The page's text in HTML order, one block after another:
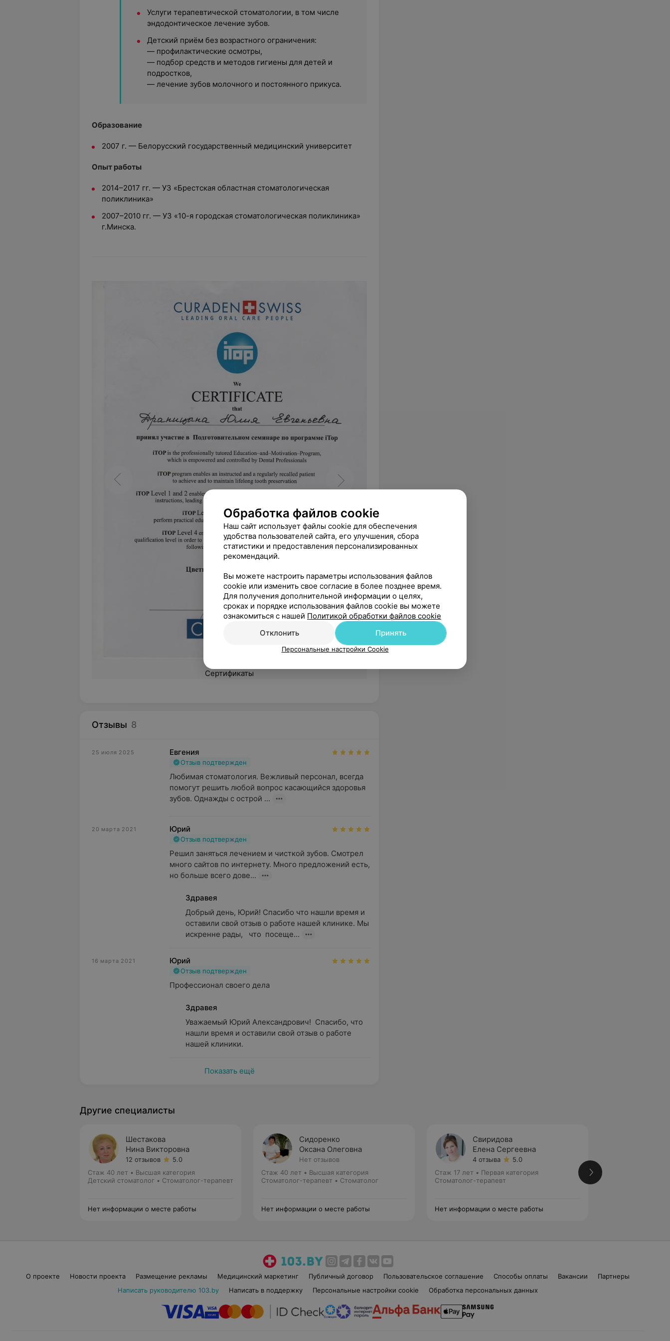
Услуги терапевтической стоматологии, в том числе
эндодонтическое лечение зубов.
Детский приём без возрастного ограничения:
— профилактические осмотры,
— подбор средств и методов гигиены для детей и
подростков,
— лечение зубов молочного и постоянного прикуса.
Образование
2007 г. — Белорусский государственный медицинский университет
Опыт работы
2014–2017 гг. — УЗ «Брестская областная стоматологическая
поликлиника»
2007–2010 гг. — УЗ «10-я городская стоматологическая поликлиника»
г.Минска.
Сертификаты
Отзывы 8
25 июля 2025 Евгения
Отзыв подтвержден
Любимая стоматология. Вежливый персонал, всегда
помогут решить любой вопрос касающийся здоровья
зубов. Однажды с острой ...
20 марта 2021 Юрий
Отзыв подтвержден
Решил заняться лечением и чисткой зубов. Смотрел
много сайтов по интернету. Много предложений есть,
но больше всего дове...
Здравея
Добрый день, Юрий! Спасибо что нашли время и
оставили свой отзыв о работе нашей клинике. Мы
искренне рады,   что  посеще...
16 марта 2021 Юрий
Отзыв подтвержден
Профессионал своего дела
Здравея
Уважаемый Юрий Александрович!  Спасибо, что
нашли время и оставили свой отзыв о работе
нашей клиники.
Показать ещё
Другие специалисты
Шестакова
Нина Викторовна
12 отзывов
5.0
Стаж 40 лет • Высшая категория
Детский стоматолог • Стоматолог-терапевт
Нет информации о месте работы
Сидоренко
Оксана Олеговна
Нет отзывов
Стаж 40 лет • Высшая категория
Стоматолог-терапевт • Стоматолог
Нет информации о месте работы
Свиридова
Елена Сергеевна
4 отзыва
5.0
Стаж 17 лет • Первая категория
Стоматолог-терапевт
Нет информации о месте работы
О проекте Новости проекта Размещение рекламы Медицинский маркетинг Публичный договор Пользовательское соглашение Способы оплаты Вакансии
Партнеры
Написать руководителю 103.by
Написать в поддержку Персональные настройки cookie Обработка персональных данных
Обработка файлов cookie
Наш сайт использует файлы cookie для обеспечения
удобства пользователей сайта, его улучшения, сбора
статистики и предоставления персонализированных
рекомендаций.
Вы можете настроить параметры использования файлов
cookie или изменить свое согласие в более позднее время.
Для получения дополнительной информации о целях,
сроках и порядке использования файлов cookie вы можете
ознакомиться с нашей Политикой обработки файлов cookie
Отклонить
Принять
Персональные настройки Cookie